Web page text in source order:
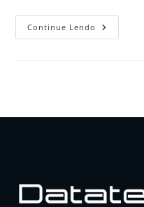
Continue Lendo